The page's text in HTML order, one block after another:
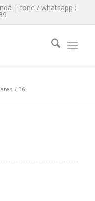
| fone / whatsapp :
/ 36